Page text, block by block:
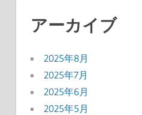
アーカイブ
2025年8月
2025年7月
2025年6月
2025年5月